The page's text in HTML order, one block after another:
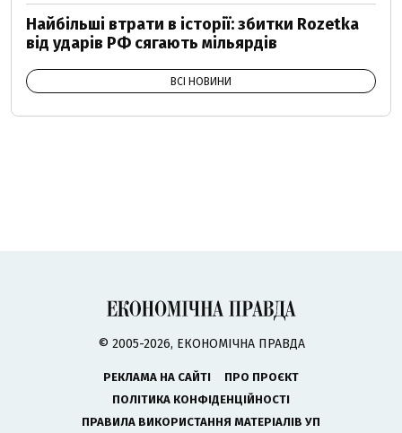
Найбільші втрати в історії: збитки Rozetka
від ударів РФ сягають мільярдів
ВСІ НОВИНИ
© 2005-2026, ЕКОНОМІЧНА ПРАВДА
РЕКЛАМА НА САЙТІ
ПРО ПРОЄКТ
ПОЛІТИКА КОНФІДЕНЦІЙНОСТІ
ПРАВИЛА ВИКОРИСТАННЯ МАТЕРІАЛІВ УП